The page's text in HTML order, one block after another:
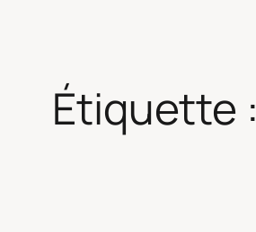
Étiquette :